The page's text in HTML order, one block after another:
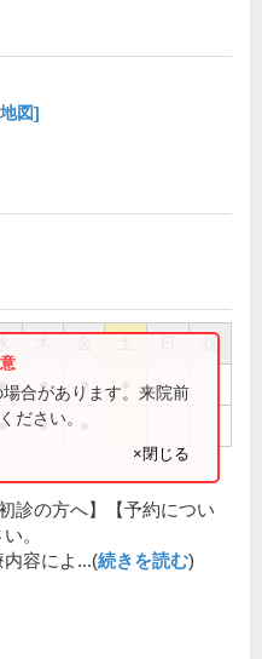
図]
祝
● ●
●
合があります。来院前
ださい。
×閉じる
診の方へ】【予約につい
。
容によ...(続きを読む)